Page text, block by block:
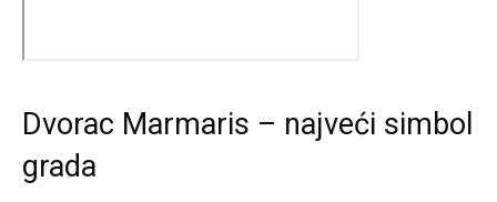
Dvorac Marmaris – najveći simbol
grada